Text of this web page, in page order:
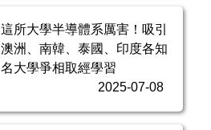
這所大學半導體系厲害！吸引
澳洲、南韓、泰國、印度各知
名大學爭相取經學習
2025-07-08